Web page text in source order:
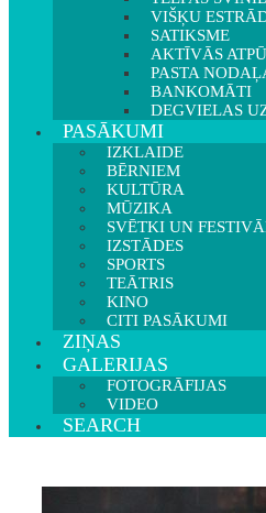
VIŠĶU
SATIKSME
AKTĪVĀS
PASTA
BANKOMĀTI
DEGVIELAS
PASĀKUMI
IZKLAIDE
BĒRNIEM
KULTŪRA
MŪZIKA
SVĒTKI UN
IZSTĀDES
SPORTS
TEĀTRIS
KINO
CITI PASĀKUMI
ZIŅAS
GALERIJAS
FOTOGRĀFIJAS
VIDEO
SEARCH